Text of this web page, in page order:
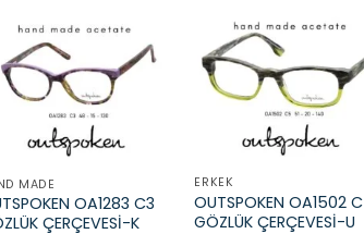
wishlist
MADE
OA1283 C3
ÇERÇEVESİ-K
Add
ERKEK
OUTSPOKEN OA1502
GÖZLÜK ÇERÇEVESİ-U